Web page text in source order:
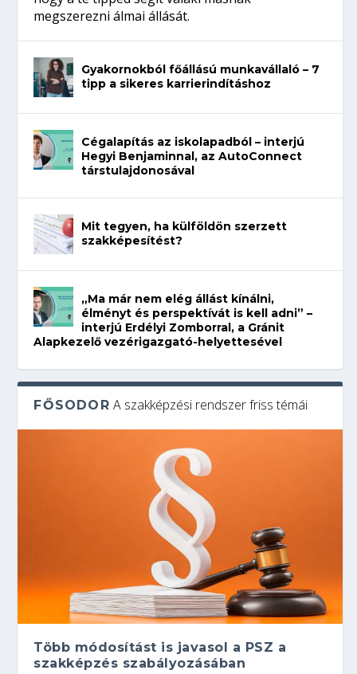
megszerezni álmai állását.
Gyakornokból főállású munkavállaló – 7
tipp a sikeres karrierindításhoz
Cégalapítás az iskolapadból – interjú
Hegyi Benjaminnal, az AutoConnect
társtulajdonosával
Mit tegyen, ha külföldön szerzett
szakképesítést?
„Ma már nem elég állást kínálni,
élményt és perspektívát is kell adni” –
interjú Erdélyi Zomborral, a Gránit
Alapkezelő vezérigazgató-helyettesével
FŐSODOR A szakképzési rendszer friss témái
Több módosítást is javasol a PSZ a
szakképzés szabályozásában